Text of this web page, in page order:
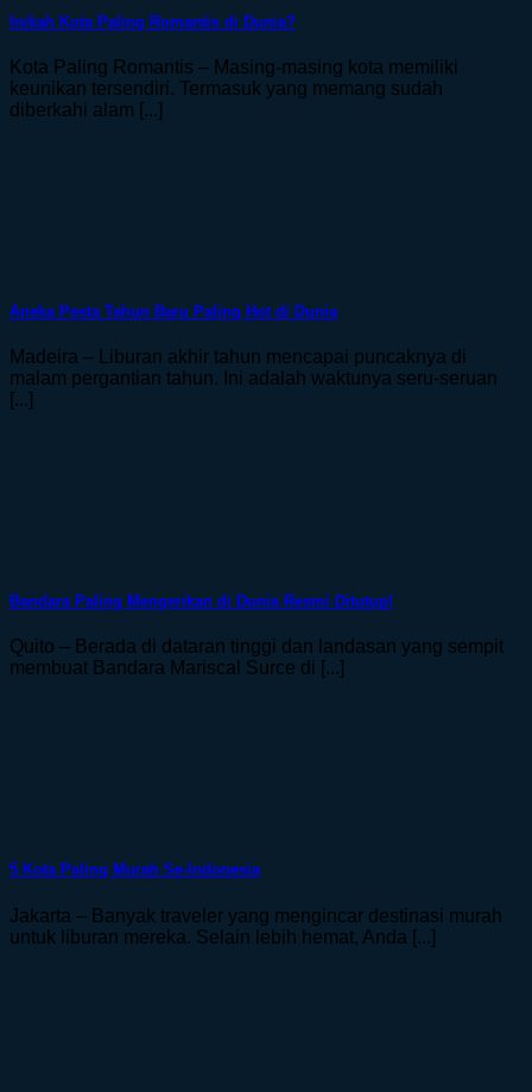
Inikah Kota Paling Romantis di Dunia?
Kota Paling Romantis – Masing-masing kota memiliki
keunikan tersendiri. Termasuk yang memang sudah
diberkahi alam [...]
Aneka Pesta Tahun Baru Paling Hot di Dunia
Madeira – Liburan akhir tahun mencapai puncaknya di
malam pergantian tahun. Ini adalah waktunya seru-seruan
[...]
Bandara Paling Mengerikan di Dunia Resmi Ditutup!
Quito – Berada di dataran tinggi dan landasan yang sempit
membuat Bandara Mariscal Surce di [...]
5 Kota Paling Murah Se-Indonesia
Jakarta – Banyak traveler yang mengincar destinasi murah
untuk liburan mereka. Selain lebih hemat, Anda [...]